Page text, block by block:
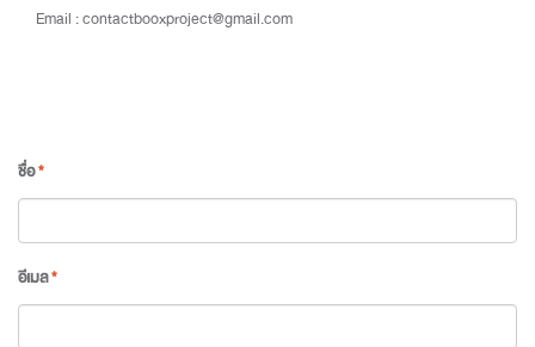
Email : contactbooxproject@gmail.com
ชื่อ*
อีเมล*